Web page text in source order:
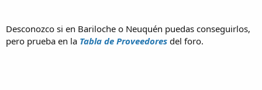
Desconozco si en Bariloche o Neuquén puedas conseguirlos,
pero prueba en la Tabla de Proveedores del foro.